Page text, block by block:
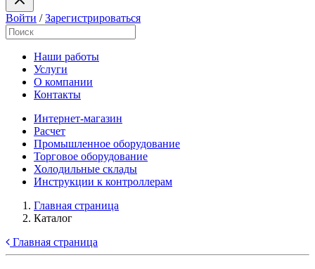
Войти /Зарегистрироваться
Наши работы
Услуги
О компании
Контакты
Интернет-магазин
Расчет
Промышленное оборудование
Торговое оборудование
Холодильные склады
Инструкции к контроллерам
Главная страница
Каталог
Главная страница